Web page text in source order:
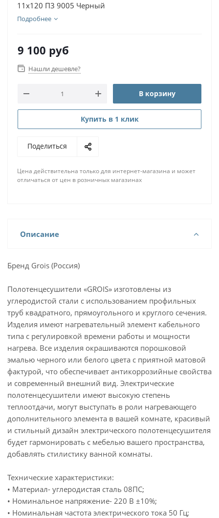
11х120 П3 9005 Черный
Подробнее
9 100 руб
Нашли дешевле?
В корзину
Купить в 1 клик
Поделиться
Цена действительна только для интернет-магазина и может
отличаться от цен в розничных магазинах
Описание
Бренд Grois (Россия)
Полотенцесушители «GROIS» изготовлены из
углеродистой стали с использованием профильных
труб квадратного, прямоугольного и круглого сечения.
Изделия имеют нагревательный элемент кабельного
типа с регулировкой времени работы и мощности
нагрева. Все изделия окрашиваются порошковой
эмалью черного или белого цвета с приятной матовой
фактурой, что обеспечивает антикоррозийные свойства
и современный внешний вид. Электрические
полотенцесушители имеют высокую степень
теплоотдачи, могут выступать в роли нагревающего
дополнительного элемента в вашей комнате, красивый
и стильный дизайн электрического полотенцесушителя
будет гармонировать с мебелью вашего пространства,
добавлять стилистику ванной комнаты.
Технические характеристики:
• Материал- углеродистая сталь 08ПС;
• Номинальное напряжение- 220 В ±10%;
• Номинальная частота электрического тока 50 Гц;